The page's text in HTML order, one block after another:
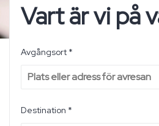
Vart är vi på
Avgångsort *
Destination *